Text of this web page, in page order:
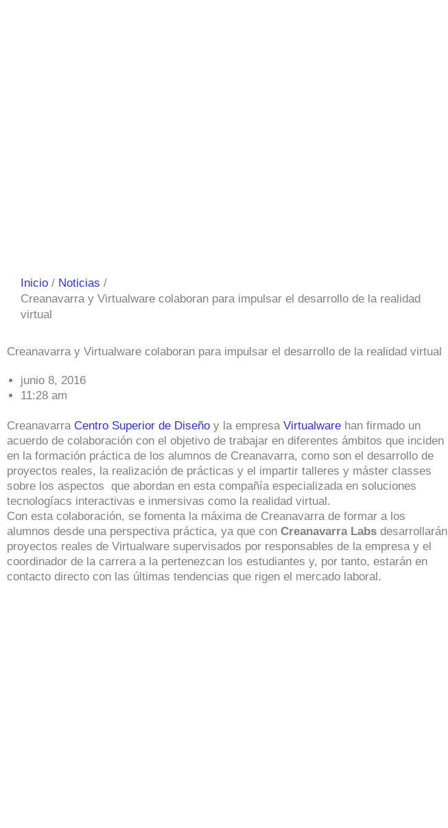
Inicio
Noticias
Creanavarra y Virtualware colaboran para impulsar el desarrollo de la realidad
virtual
Creanavarra y Virtualware colaboran para impulsar el desarrollo de la realidad virtual
junio 8, 2016
11:28 am
Creanavarra Centro Superior de Diseño y la empresa Virtualware han firmado un
acuerdo de colaboración con el objetivo de trabajar en diferentes ámbitos que inciden
en la formación práctica de los alumnos de Creanavarra, como son el desarrollo de
proyectos reales, la realización de prácticas y el impartir talleres y máster classes
sobre los aspectos que abordan en esta compañía especializada en soluciones
tecnologíacs interactivas e inmersivas como la realidad virtual.
Con esta colaboración, se fomenta la máxima de Creanavarra de formar a los
alumnos desde una perspectiva práctica, ya que con Creanavarra Labs desarrollarán
proyectos reales de Virtualware supervisados por responsables de la empresa y el
coordinador de la carrera a la pertenezcan los estudiantes y, por tanto, estarán en
contacto directo con las últimas tendencias que rigen el mercado laboral.